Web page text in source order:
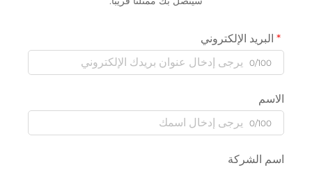
البريد الإلكتروني
0/100
الاسم
0/100
اسم الشركة